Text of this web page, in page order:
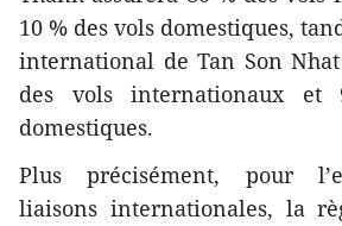
10 % des vols domestiques,
international de Tan Son
des vols internationaux
domestiques.
Plus précisément, pour
liaisons internationales, la